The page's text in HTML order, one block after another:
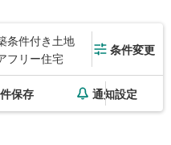
条件付き土地
フリー住宅
条件変更
保存 通知設定